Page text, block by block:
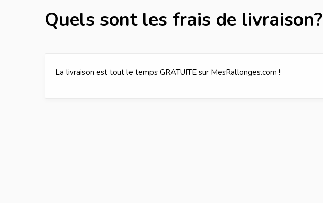
Quels sont les frais de livraison?
La livraison est tout le temps GRATUITE sur MesRallonges.com !